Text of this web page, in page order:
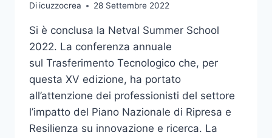
Di icuzzocrea 28 Settembre 2022
Si è conclusa la Netval Summer School
2022. La conferenza annuale
sul Trasferimento Tecnologico che, per
questa XV edizione, ha portato
all’attenzione dei professionisti del settore
l’impatto del Piano Nazionale di Ripresa e
Resilienza su innovazione e ricerca. La